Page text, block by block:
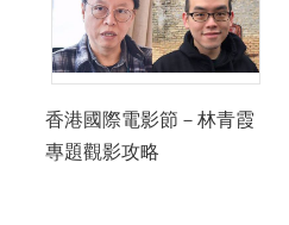
香港國際電影節－林青霞
專題觀影攻略